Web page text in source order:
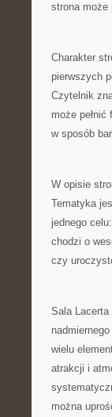
strona może
Charakter
pierwszych
Czytelnik
może
w sposób
W opisie
Tematyka
jednego
chodzi o
czy
Sala
wielu
atrakcji i
można